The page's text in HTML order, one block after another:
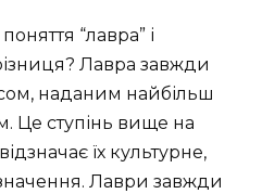
“лавра” і
Лавра завжди
наданим найбільш
Це ступінь вище на
їх культурне,
Лаври завжди